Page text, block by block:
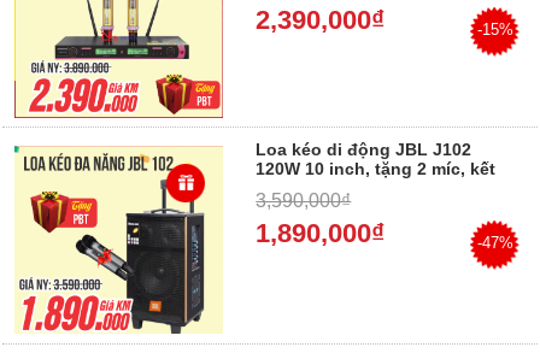
2,390,000₫ -15%
Loa kéo di động JBL J102
120W 10 inch, tặng 2 míc, kết
nối bluetooth
3,590,000₫
1,890,000₫ -47%